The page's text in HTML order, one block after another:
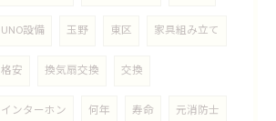
UNO設備 玉野 東区 家具組み立て
格安 換気扇交換 交換
インターホン 何年 寿命 元消防士